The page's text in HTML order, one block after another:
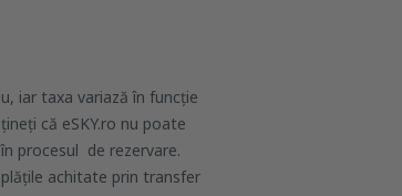
iar taxa variază în funcție
că eSKY.ro nu poate
procesul de rezervare.
achitate prin transfer